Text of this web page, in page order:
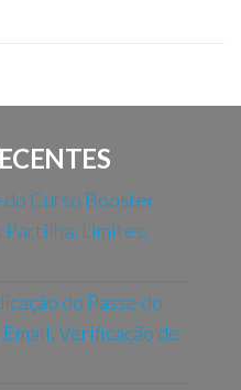
do Curso Booster
Partilha, Limites,
do Passe do
Verificação de